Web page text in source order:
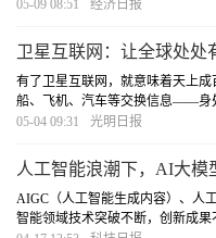
险。[详细]
05-09 08:51 经济日报
卫星互联网：让全球处处
有了卫星互联网，就意味着天上
船、飞机、汽车等交换信息——身
情地网上“冲浪”，无论是在陆地、
05-04 09:31 光明日报
人工智能浪潮下，AI大模
AIGC（人工智能生成内容）、
智能领域技术突破不断，创新成